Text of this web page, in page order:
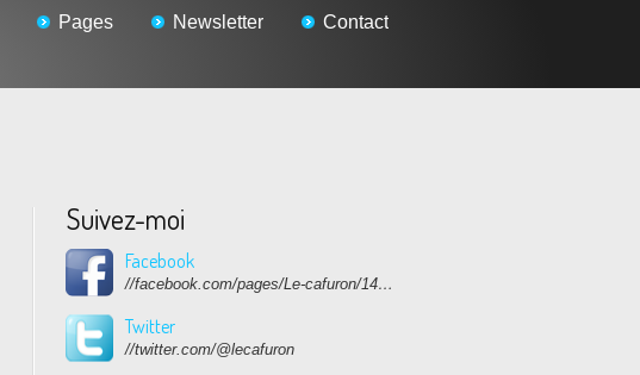
Pages Newsletter Contact
Suivez-moi
Facebook
//facebook.com/pages/Le-cafuron/1415682768741632
Twitter
//twitter.com/@lecafuron